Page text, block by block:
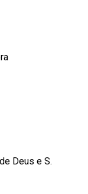
Deus e S.